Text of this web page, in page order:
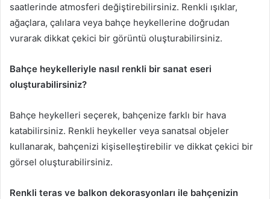
saatlerinde atmosferi değiştirebilirsiniz. Renkli ışıklar,
ağaçlara, çalılara veya bahçe heykellerine doğrudan
vurarak dikkat çekici bir görüntü oluşturabilirsiniz.
Bahçe heykelleriyle nasıl renkli bir sanat eseri
oluşturabilirsiniz?
Bahçe heykelleri seçerek, bahçenize farklı bir hava
katabilirsiniz. Renkli heykeller veya sanatsal objeler
kullanarak, bahçenizi kişiselleştirebilir ve dikkat çekici bir
görsel oluşturabilirsiniz.
Renkli teras ve balkon dekorasyonları ile bahçenizin